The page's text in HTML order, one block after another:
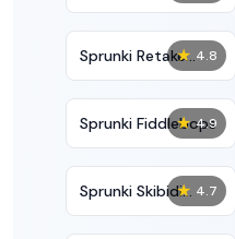
★ 4.8
Sprunki Retake
Deluxe
★ 4.9
Sprunki Fiddlebops
★ 4.7
Sprunki Skibidi
Toilet